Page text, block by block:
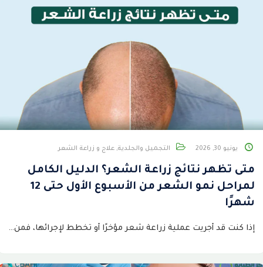
يونيو 30, 2026 التجميل والجلدية, علاج و زراعة الشعر
متى تظهر نتائج زراعة الشعر؟ الدليل الكامل
لمراحل نمو الشعر من الأسبوع الأول حتى 12
شهرًا
إذا كنت قد أجريت عملية زراعة شعر مؤخرًا أو تخطط لإجرائها، فمن…